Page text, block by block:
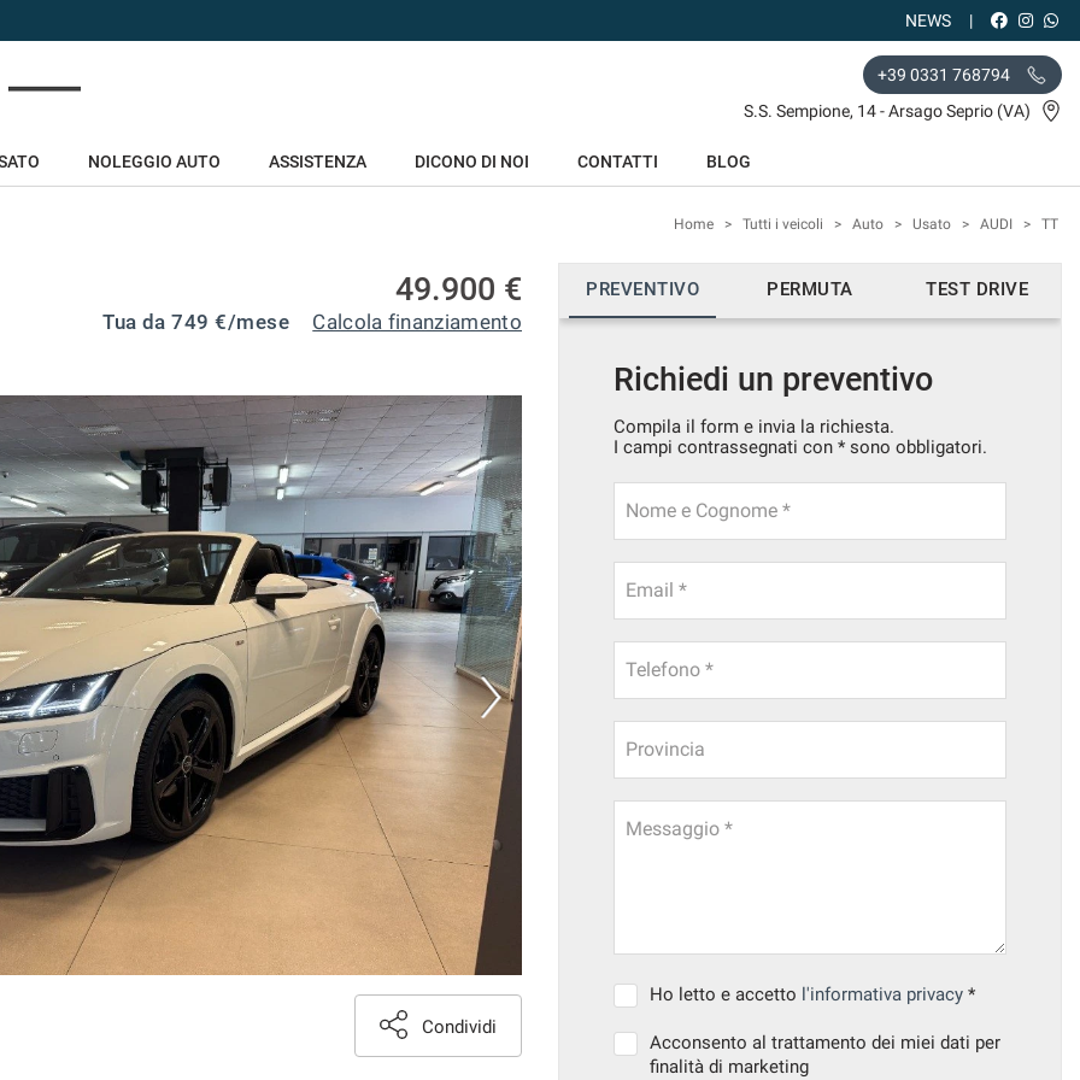
NEWS
+39 0331 768794
S.S. Sempione, 14 - Arsago Seprio (VA)
NOLEGGIO AUTO ASSISTENZA DICONO DI NOI CONTATTI BLOG
Home > Tutti i veicoli > Auto > Usato > AUDI > TT
49.900 €
Tua da749 €/mese Calcola finanziamento
Condividi
PREVENTIVO PERMUTA TEST DRIVE
Richiedi un preventivo
Compila il form e invia la richiesta.
I campi contrassegnati con * sono obbligatori.
Nome e Cognome *
Email *
Telefono *
Provincia
Messaggio *
Ho letto e accetto l'informativa privacy *
Acconsento al trattamento dei miei dati per
finalità di marketing